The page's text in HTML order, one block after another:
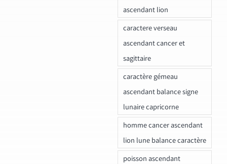
ascendant lion
caractere verseau
ascendant cancer et
sagittaire
caractère gémeau
ascendant balance signe
lunaire capricorne
homme cancer ascendant
lion lune balance caractère
poisson ascendant